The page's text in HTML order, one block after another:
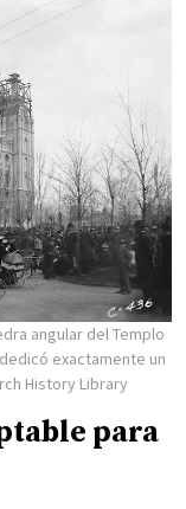
angular del Templo
exactamente un
History Library
para